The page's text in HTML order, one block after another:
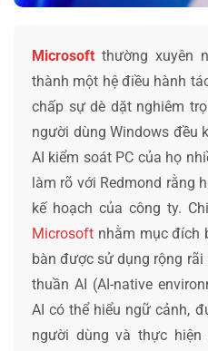
Microsoft thường xuyên
thành một hệ điều hành
chấp sự dè dặt nghiêm
người dùng Windows đều
AI kiểm soát PC của họ
làm rõ với Redmond rằng
kế hoạch của công ty.
Microsoft nhằm mục đích
bàn được sử dụng rộng
thuần AI (AI-native
AI có thể hiểu ngữ cảnh,
người dùng và thực